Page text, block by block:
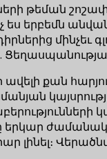
թեման
երբեմն
ավելի քան
երկար
լինել։